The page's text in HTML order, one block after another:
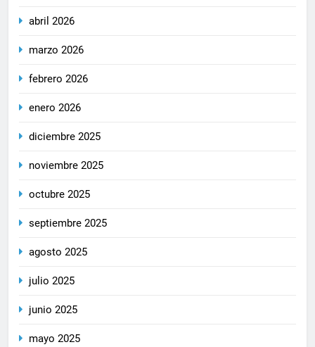
abril 2026
marzo 2026
febrero 2026
enero 2026
diciembre 2025
noviembre 2025
octubre 2025
septiembre 2025
agosto 2025
julio 2025
junio 2025
mayo 2025